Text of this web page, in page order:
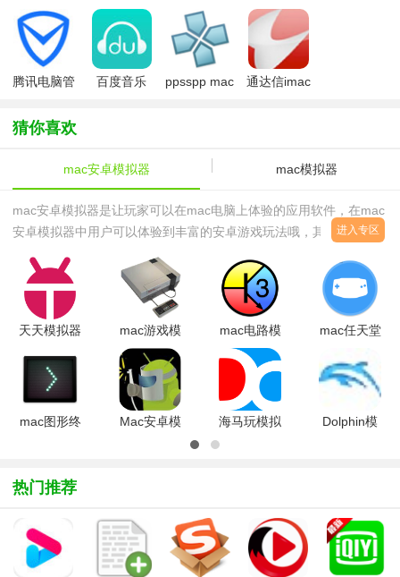
mac版
mac版
mac
Mac
腾讯电脑管
mac(柠檬清
理)
百度音乐
ppsspp mac
通达信imac
猜你喜欢
mac安卓模拟器 mac模拟器
mac安卓模拟器是让玩家可以在mac电脑上体验的应用软件，在mac
安卓模拟器中用户可以体验到丰富的安卓游戏玩法哦，其中mac安卓
其中稳定性也表现的十分不错，想要在mac电脑上玩安卓游戏的用户
不要错过了哦！
进入专区
天天模拟器
v1.0.7 官
方最新版
mac游戏模
拟器
(Nestopia)V1.4.1
官方最新版
mac电路模
拟器
(MacSpice)V3.1.1
官方最新版
mac任天堂
汉化版
mac图形终
Mac安卓模
海马玩模拟
Dolphin模
热门推荐